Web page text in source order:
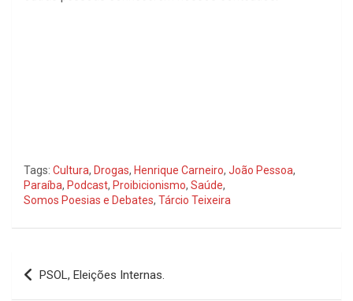
Tags: Cultura, Drogas, Henrique Carneiro, João Pessoa,
Paraíba, Podcast, Proibicionismo, Saúde,
Somos Poesias e Debates, Tárcio Teixeira
Navegação
de
PSOL, Eleições Internas.